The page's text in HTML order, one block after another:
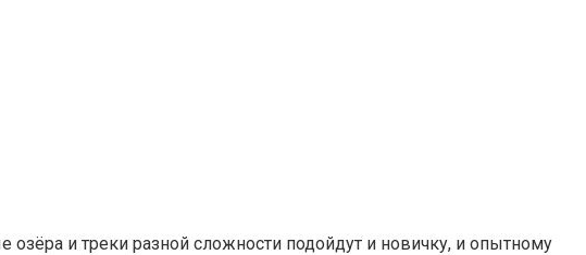
и треки разной сложности подойдут и новичку, и опытному